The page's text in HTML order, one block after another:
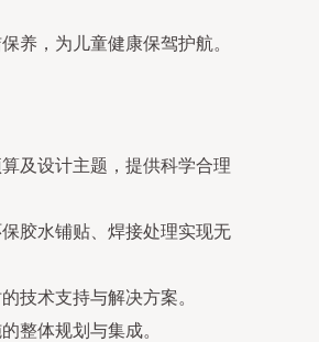
养，为儿童健康保驾护航。
及设计主题，提供科学合理
胶水铺贴、焊接处理实现无
技术支持与解决方案。
整体规划与集成。